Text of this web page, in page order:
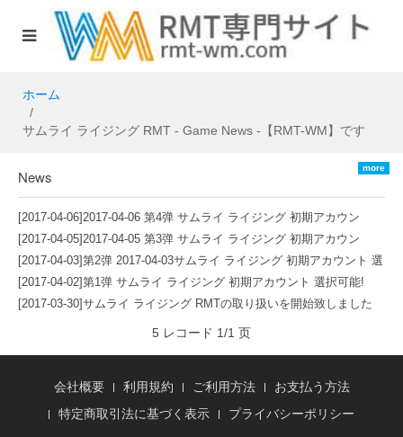
ホーム
サムライ ライジング RMT - Game News -【RMT-WM】です
more
News
[2017-04-06]2017-04-06 第4弹 サムライ ライジング 初期アカウン
ト 選択可能!
[2017-04-05]2017-04-05 第3弹 サムライ ライジング 初期アカウン
ト 選択可能!
[2017-04-03]第2弹 2017-04-03サムライ ライジング 初期アカウント 選
択可能!
[2017-04-02]第1弹 サムライ ライジング 初期アカウント 選択可能!
[2017-03-30]サムライ ライジング RMTの取り扱いを開始致しました
5 レコード 1/1 页
会社概要 利用規約 ご利用方法
お支払う方法
特定商取引法に基づく表示
プライバシーポリシー